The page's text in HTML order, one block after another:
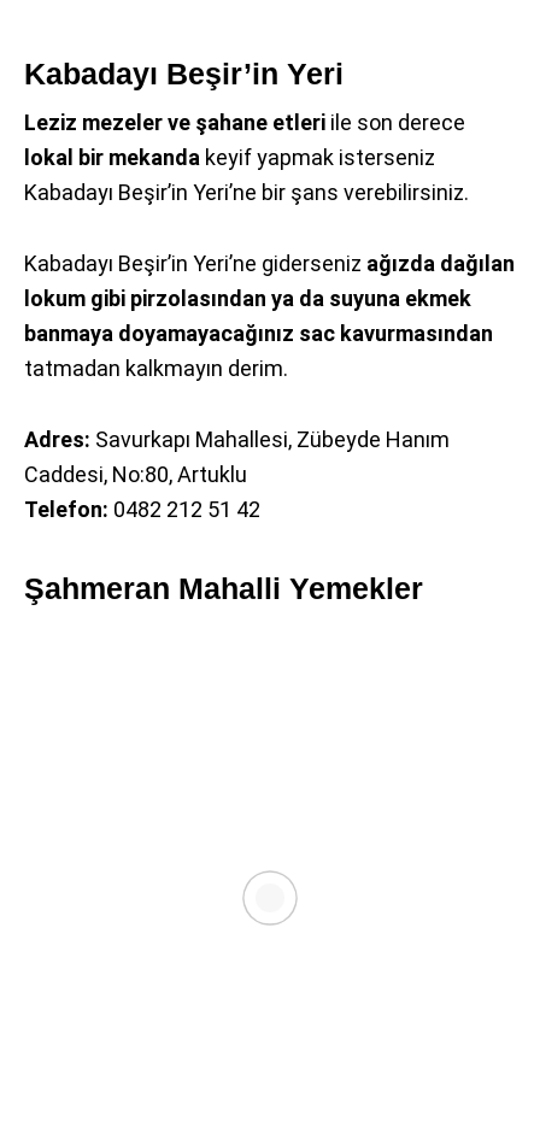
Kabadayı Beşir’in Yeri
Leziz mezeler ve şahane etleri ile son derece
lokal bir mekanda keyif yapmak isterseniz
Kabadayı Beşir’in Yeri’ne bir şans verebilirsiniz.
Kabadayı Beşir’in Yeri’ne giderseniz ağızda dağılan
lokum gibi pirzolasından ya da suyuna ekmek
banmaya doyamayacağınız sac kavurmasından
tatmadan kalkmayın derim.
Adres: Savurkapı Mahallesi, Zübeyde Hanım
Caddesi, No:80, Artuklu
Telefon: 0482 212 51 42
Şahmeran Mahalli Yemekler